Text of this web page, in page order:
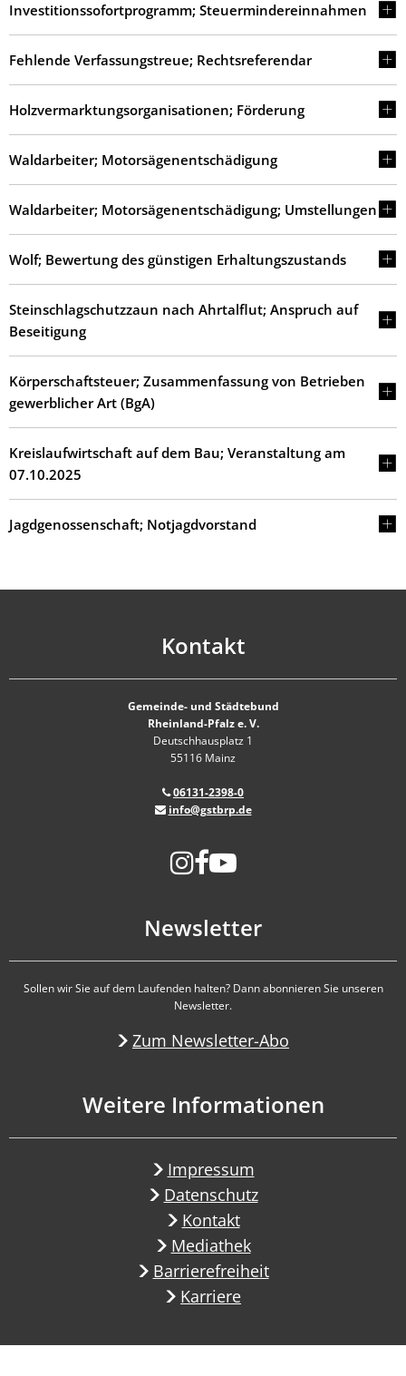
Investitionssofortprogramm; Steuermindereinnahmen
Fehlende Verfassungstreue; Rechtsreferendar
Holzvermarktungsorganisationen; Förderung
Waldarbeiter; Motorsägenentschädigung
Waldarbeiter; Motorsägenentschädigung; Umstellungen
Wolf; Bewertung des günstigen Erhaltungszustands
Steinschlagschutzzaun nach Ahrtalflut; Anspruch auf
Beseitigung
Körperschaftsteuer; Zusammenfassung von Betrieben
gewerblicher Art (BgA)
Kreislaufwirtschaft auf dem Bau; Veranstaltung am
07.10.2025
Jagdgenossenschaft; Notjagdvorstand
Kontakt
Gemeinde- und Städtebund
Rheinland-Pfalz e. V.
Deutschhausplatz 1
55116 Mainz
06131-2398-0
info@gstbrp.de
Newsletter
Sollen wir Sie auf dem Laufenden halten? Dann abonnieren Sie unseren
Newsletter.
Zum Newsletter-Abo
Weitere Informationen
Impressum
Datenschutz
Kontakt
Mediathek
Barrierefreiheit
Karriere